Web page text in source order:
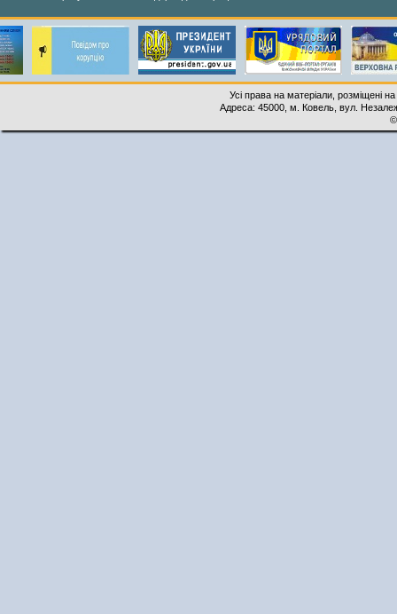
Усі права на матеріали, розміщені
Адреса: 45000, м. Ковель, вул.